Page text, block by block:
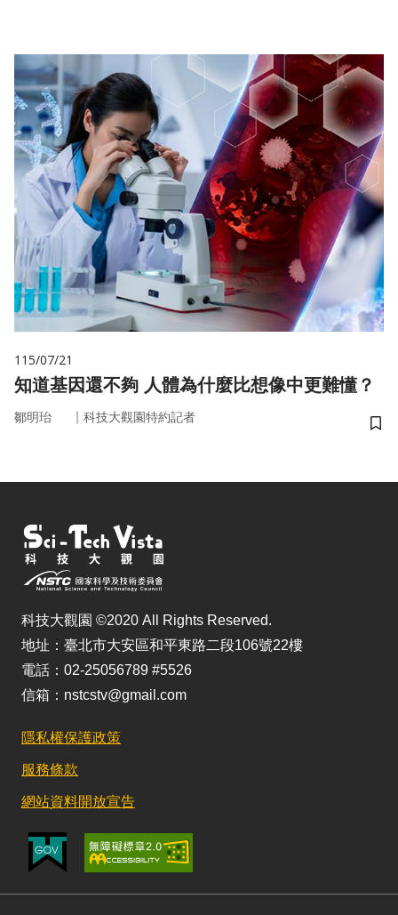
115/07/21
知道基因還不夠 人體為什麼比想像中更難懂？
鄒明珆 ｜ 科技大觀園特約記者
儲
科技大觀園 ©2020 All Rights Reserved.
地址：臺北市大安區和平東路二段106號22樓
電話：02-25056789 #5526
信箱：nstcstv@gmail.com
隱私權保護政策
服務條款
網站資料開放宣告